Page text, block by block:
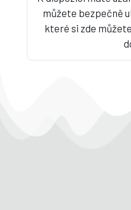
můžete bezpečně
které si zde